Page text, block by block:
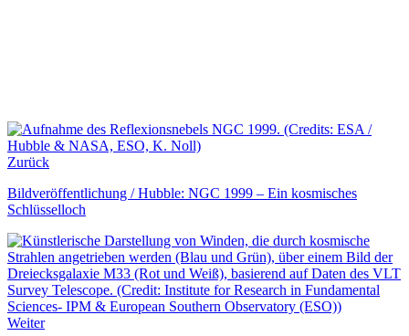
Zurück
Bildveröffentlichung / Hubble: NGC 1999 – Ein kosmisches
Schlüsselloch
Weiter